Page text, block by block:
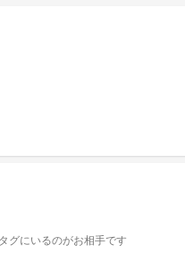
…上弦…上弦、、バレたら殺されるなこれ…」 ✳タグにいるのがお相手です